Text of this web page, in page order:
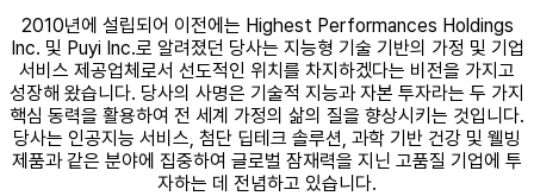
2010년에 설립되어 이전에는 Highest Performances Holdings
Inc. 및 Puyi Inc.로 알려졌던 당사는 지능형 기술 기반의 가정 및 기업
서비스 제공업체로서 선도적인 위치를 차지하겠다는 비전을 가지고
성장해 왔습니다. 당사의 사명은 기술적 지능과 자본 투자라는 두 가지
핵심 동력을 활용하여 전 세계 가정의 삶의 질을 향상시키는 것입니다.
당사는 인공지능 서비스, 첨단 딥테크 솔루션, 과학 기반 건강 및 웰빙
제품과 같은 분야에 집중하여 글로벌 잠재력을 지닌 고품질 기업에 투
자하는 데 전념하고 있습니다.